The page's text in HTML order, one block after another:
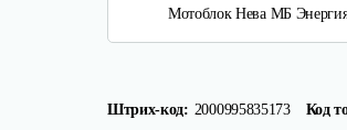
Мотоблок Нева МБ
Штрих-код: 2000995835173 Код